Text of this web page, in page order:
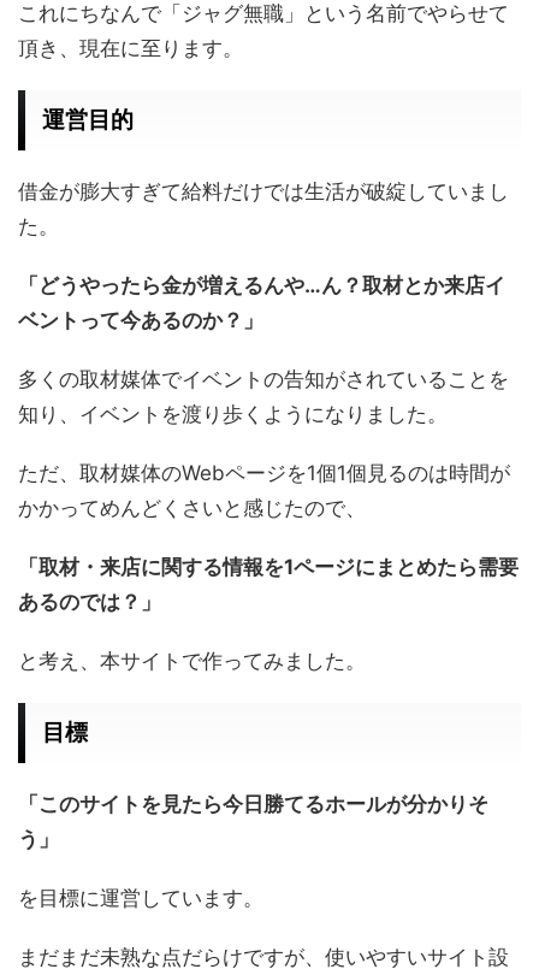
これにちなんで「ジャグ無職」という名前でやらせて
頂き、現在に至ります。
運営目的
借金が膨大すぎて給料だけでは生活が破綻していまし
た。
「どうやったら金が増えるんや…ん？取材とか来店イ
ベントって今あるのか？」
多くの取材媒体でイベントの告知がされていることを
知り、イベントを渡り歩くようになりました。
ただ、取材媒体のWebページを1個1個見るのは時間が
かかってめんどくさいと感じたので、
「取材・来店に関する情報を1ページにまとめたら需要
あるのでは？」
と考え、本サイトで作ってみました。
目標
「このサイトを見たら今日勝てるホールが分かりそ
う」
を目標に運営しています。
まだまだ未熟な点だらけですが、使いやすいサイト設